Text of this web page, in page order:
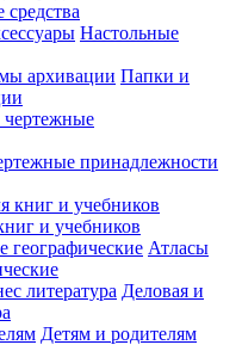
Настольные
Папки и
принадлежности
и учебников
Атласы
Деловая и
Детям и родителям